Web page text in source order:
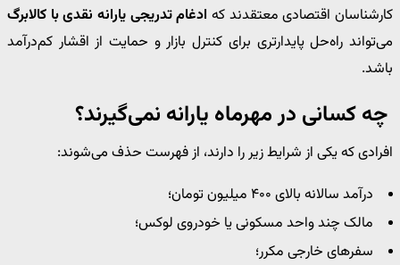
کارشناسان اقتصادی معتقدند که ادغام تدریجی یارانه نقدی با کالابرگ
می‌تواند راه‌حل پایدارتری برای کنترل بازار و حمایت از اقشار کم‌درآمد
باشد.
چه کسانی در مهرماه یارانه نمی‌گیرند؟
افرادی که یکی از شرایط زیر را دارند، از فهرست حذف می‌شوند:
درآمد سالانه بالای ۴۰۰ میلیون تومان؛
مالک چند واحد مسکونی یا خودروی لوکس؛
سفرهای خارجی مکرر؛